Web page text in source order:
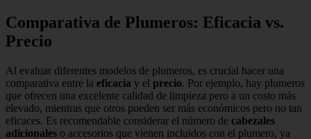
Comparativa de Plumeros: Eficacia vs.
Precio
Al evaluar diferentes modelos de plumeros, es crucial hacer una
comparativa entre la eficacia y el precio. Por ejemplo, hay plumeros
que ofrecen una excelente calidad de limpieza pero a un costo más
elevado, mientras que otros pueden ser más económicos pero no tan
eficaces. Es recomendable considerar el número de cabezales
adicionales o accesorios que vienen incluidos con el plumero, ya